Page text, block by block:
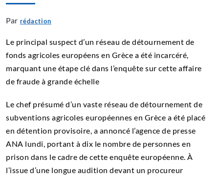
Par rédaction
Le principal suspect d’un réseau de détournement de
fonds agricoles européens en Grèce a été incarcéré,
marquant une étape clé dans l’enquête sur cette affaire
de fraude à grande échelle
Le chef présumé d’un vaste réseau de détournement de
subventions agricoles européennes en Grèce a été placé
en détention provisoire, a annoncé l’agence de presse
ANA lundi, portant à dix le nombre de personnes en
prison dans le cadre de cette enquête européenne. À
l’issue d’une longue audition devant un procureur